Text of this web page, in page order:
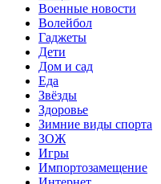
Военные новости
Волейбол
Гаджеты
Дети
Дом и сад
Еда
Звёзды
Здоровье
Зимние виды спорта
ЗОЖ
Игры
Импортозамещение